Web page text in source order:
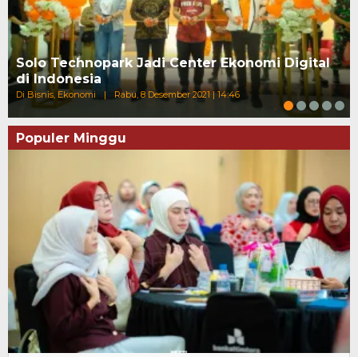
Solo Technopark Jadi Center Ekonomi Digital
di Indonesia
Di Bisnis, Ekonomi | Rabu, 8 Desember 2021 | 14:46
Populer Minggu